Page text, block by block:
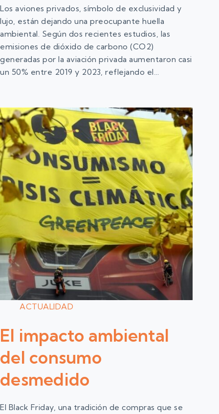
Los aviones privados, símbolo de exclusividad y
lujo, están dejando una preocupante huella
ambiental. Según dos recientes estudios, las
emisiones de dióxido de carbono (CO2)
generadas por la aviación privada aumentaron casi
un 50% entre 2019 y 2023, reflejando el…
ACTUALIDAD
El impacto ambiental
del consumo
desmedido
El Black Friday, una tradición de compras que se